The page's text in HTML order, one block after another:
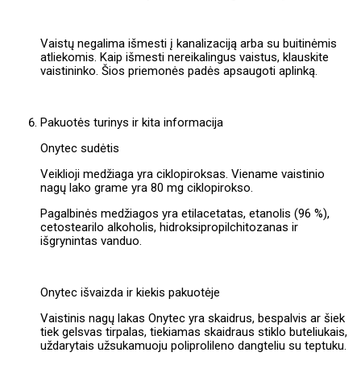
Vaistų negalima išmesti į kanalizaciją arba su buitinėmis
atliekomis. Kaip išmesti nereikalingus vaistus, klauskite
vaistininko. Šios priemonės padės apsaugoti aplinką.
Pakuotės turinys ir kita informacija
Onytec sudėtis
Veiklioji medžiaga yra ciklopiroksas. Viename vaistinio
nagų lako grame yra 80 mg ciklopirokso.
Pagalbinės medžiagos yra etilacetatas, etanolis (96 %),
cetostearilo alkoholis, hidroksipropilchitozanas ir
išgrynintas vanduo.
Onytec išvaizda ir kiekis pakuotėje
Vaistinis nagų lakas Onytec yra skaidrus, bespalvis ar šiek
tiek gelsvas tirpalas, tiekiamas skaidraus stiklo buteliukais,
uždarytais užsukamuoju poliprolileno dangteliu su teptuku.